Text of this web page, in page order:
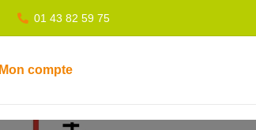
01 43 82 59 75
Mon compte